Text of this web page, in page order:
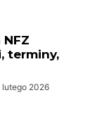
terminy,
lutego 2026